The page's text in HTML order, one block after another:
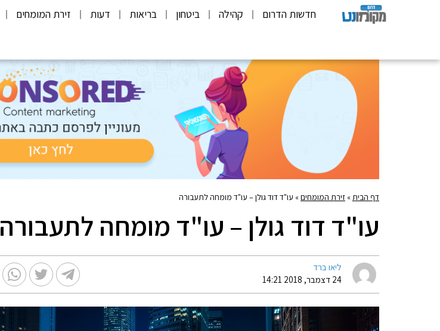
חדשות הדרום קהילה ביטחון בריאות דעות זירת המומחים
דף הבית » זירת המומחים» עו"ד דוד גולן – עו"ד מומחה לתעבורה
עו"ד דוד גולן – עו"ד מומחה לתעבורה
ליאו ברד
24 דצמבר, 2018 14:21